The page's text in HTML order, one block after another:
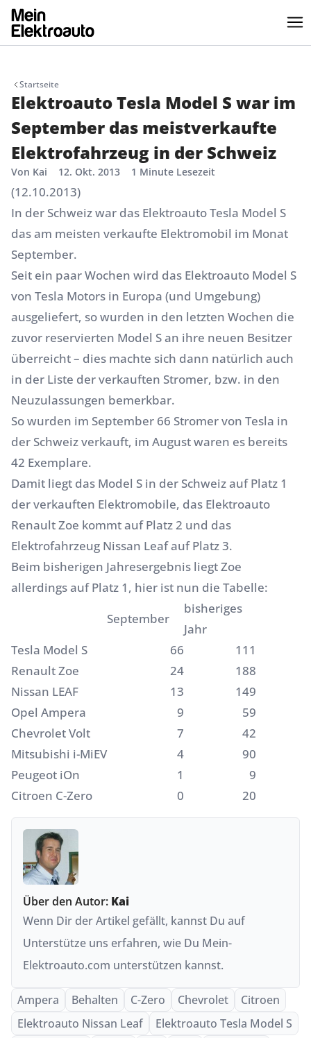
Startseite
Elektroauto Tesla Model S war im
September das meistverkaufte
Elektrofahrzeug in der Schweiz
Von Kai 12. Okt. 2013 1 Minute Lesezeit
(12.10.2013)
In der Schweizwar das Elektroauto Tesla Model S
das am meisten verkaufte Elektromobil im Monat
September.
Seit ein paar Wochen wird das Elektroauto Model S
von Tesla Motors in Europa (und Umgebung)
ausgeliefert, so wurden in den letzten Wochen die
zuvor reservierten Model S an ihre neuen Besitzer
überreicht – dies machte sich dann natürlich auch
in der Liste der verkauften Stromer, bzw. in den
Neuzulassungen bemerkbar.
So wurden im September 66 Stromer von Tesla in
der Schweiz verkauft, im August waren es bereits
42 Exemplare.
Damit liegt das Model S in der Schweiz auf Platz 1
der verkauften Elektromobile, das Elektroauto
Renault Zoe kommt auf Platz 2 und das
Elektrofahrzeug Nissan Leafauf Platz 3.
Beim bisherigen Jahresergebnis liegt Zoe
allerdings auf Platz 1, hier ist nun die Tabelle:
September
bisheriges
Jahr
Tesla Model S
66
111
Renault Zoe
24
188
Nissan LEAF
13
149
Opel Ampera
9
59
Chevrolet Volt
7
42
Mitsubishi i-MiEV
4
90
Peugeot iOn
1
9
Citroen C-Zero
0 20
Über den Autor: Kai
Wenn Dir der Artikel gefällt, kannst Du auf
Unterstütze uns erfahren, wie Du Mein-
Elektroauto.com unterstützen kannst.
Ampera Behalten C-Zero Chevrolet
Citroen
Elektroauto Nissan Leaf
Elektroauto Tesla Model S